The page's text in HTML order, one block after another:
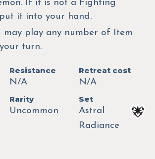
If it is not a Fighting
it into your hand.
may play any number of Item
turn.
Resistance
N/A
Retreat cost
N/A
Rarity
Uncommon
Set
Astral
Radiance